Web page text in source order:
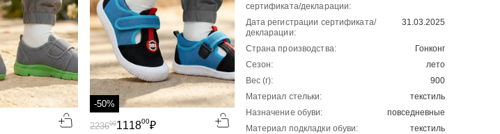
-50%
111800₽
223600
-50%
1130 ₽
2260 1130
2260
сертификата/декларации:
Дата регистрации сертификата/
декларации:
31.03.2025
Страна производства:
Гонконг
Сезон:
лето
Вес (г):
900
Материал стельки:
текстиль
Назначение обуви:
повседневные
Материал подкладки обуви:
текстиль